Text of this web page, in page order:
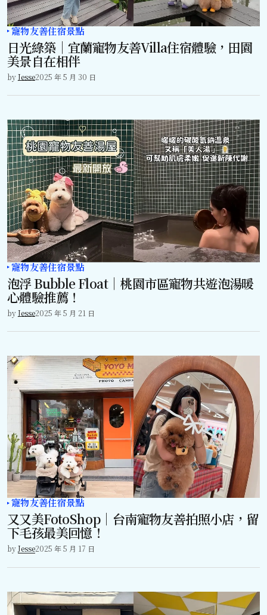
寵物友善住宿景點
日光綠築｜宜蘭寵物友善Villa住宿體驗，田園
美景自在相伴
byJesse2025 年 5 月 30 日
寵物友善住宿景點
泡浮 Bubble Float｜桃園市區寵物共遊泡湯暖
心體驗推薦！
byJesse2025 年 5 月 21 日
寵物友善住宿景點
又又美FotoShop｜台南寵物友善拍照小店，留
下毛孩最美回憶！
byJesse2025 年 5 月 17 日